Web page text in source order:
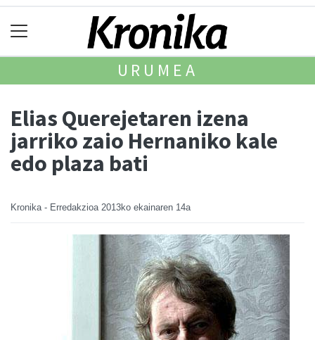
URUMEA
Elias Querejetaren izena
jarriko zaio Hernaniko kale
edo plaza bati
Kronika - Erredakzioa 2013ko ekainaren 14a